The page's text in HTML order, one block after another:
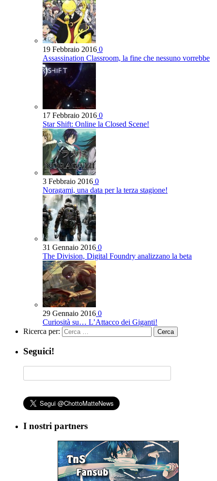
19 Febbraio 2016 0
Assassination Classroom, la fine che nessuno vorrebbe
17 Febbraio 2016 0
Star Shift: Online la Closed Scene!
3 Febbraio 2016 0
Noragami, una data per la terza stagione!
31 Gennaio 2016 0
The Division, Digital Foundry analizzano la beta
29 Gennaio 2016 0
Curiosità su… L’Attacco dei Giganti!
Ricerca per:
Seguici!
I nostri partners